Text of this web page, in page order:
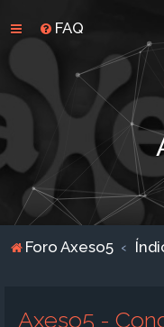
FAQ
Foro Axeso5
Axeso5 -